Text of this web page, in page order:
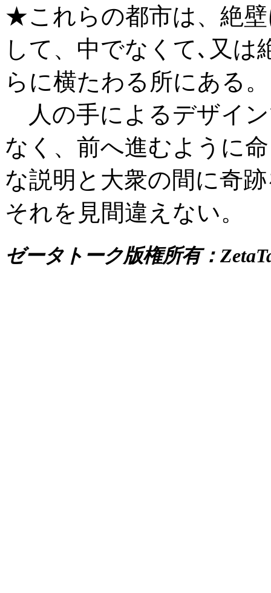
★これらの都市は、絶
して、中でなくて､又は
らに横たわる所にある。
人の手によるデザイ
なく、前へ進むように
な説明と大衆の間に奇
それを見間違えない。
ゼータトーク版権所有：